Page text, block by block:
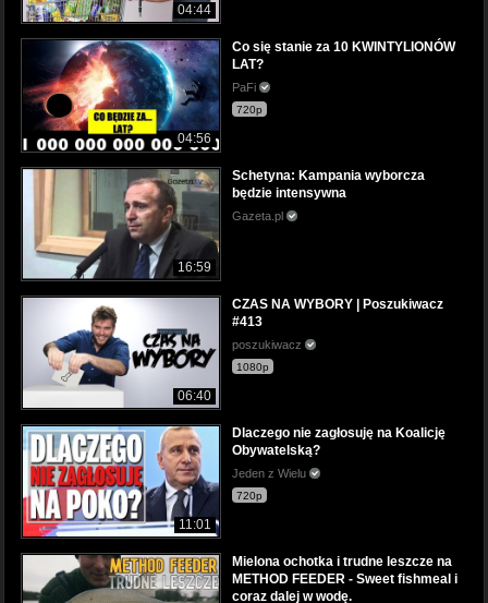
04:44
04:56
Co się stanie za 10 KWINTYLIONÓW
LAT?
PaFi
720p
16:59
Schetyna: Kampania wyborcza
będzie intensywna
Gazeta.pl
06:40
CZAS NA WYBORY | Poszukiwacz
#413
poszukiwacz
1080p
11:01
Dlaczego nie zagłosuję na Koalicję
Obywatelską?
Jeden z Wielu
720p
Mielona ochotka i trudne leszcze na
METHOD FEEDER - Sweet fishmeal i
coraz dalej w wodę.